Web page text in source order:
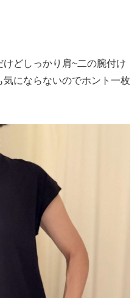
どしっかり肩~二の腕付け
にならないのでホント一枚